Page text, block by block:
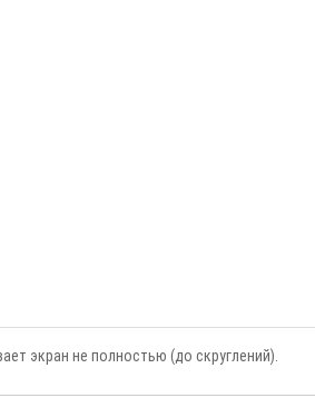
экран не полностью (до скруглений).